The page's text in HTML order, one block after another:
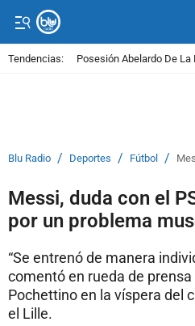
Tendencias: Posesión Abelardo De La
Blu Radio / Deportes / Fútbol /
Messi, duda con el
por un problema
“Se entrenó de manera
comentó en rueda de
Pochettino en la víspera del
el Lille.